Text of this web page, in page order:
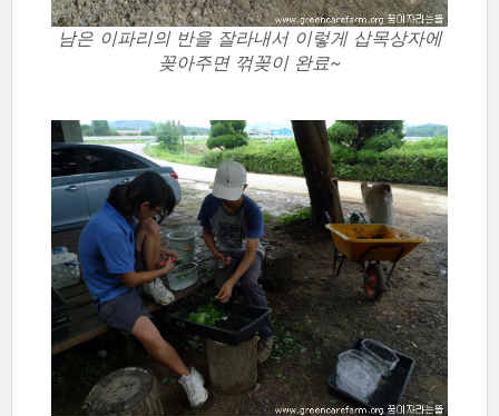
남은 이파리의 반을 잘라내서 이렇게 삽목상자에
꽂아주면 꺾꽂이 완료~